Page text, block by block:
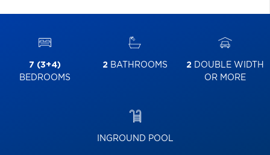
7 (3+4)
BEDROOMS
2BATHROOMS 2DOUBLE WIDTH
OR MORE
INGROUND POOL